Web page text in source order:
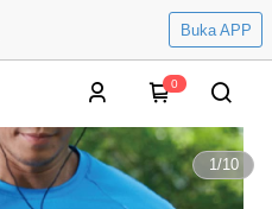
Buka APP
0
1/10